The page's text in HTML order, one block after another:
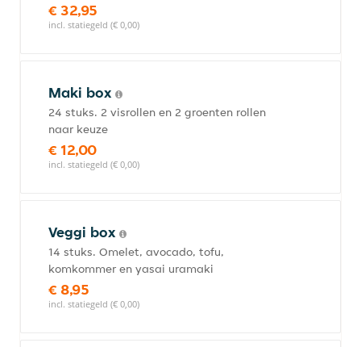
€ 32,95
incl. statiegeld (€ 0,00)
Maki box
24 stuks. 2 visrollen en 2 groenten rollen
naar keuze
€ 12,00
incl. statiegeld (€ 0,00)
Veggi box
14 stuks. Omelet, avocado, tofu,
komkommer en yasai uramaki
€ 8,95
incl. statiegeld (€ 0,00)